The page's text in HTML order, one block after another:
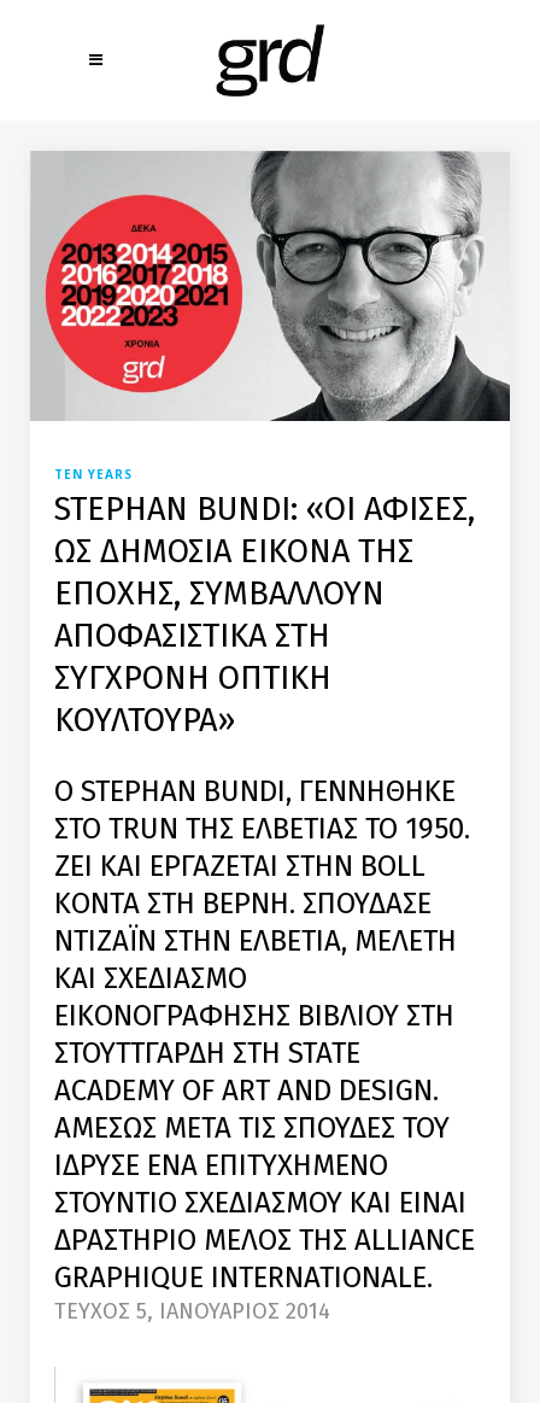
TEN YEARS
STEPHAN BUNDI: «ΟΙ ΑΦΙΣΕΣ,
ΩΣ ΔΗΜΟΣΙΑ ΕΙΚΟΝΑ ΤΗΣ
ΕΠΟΧΗΣ, ΣΥΜΒΑΛΛΟΥΝ
ΑΠΟΦΑΣΙΣΤΙΚΑ ΣΤΗ
ΣΥΓΧΡΟΝΗ ΟΠΤΙΚΗ
ΚΟΥΛΤΟΥΡΑ»
Ο STEPHAN BUNDI, ΓΕΝΝΗΘΗΚΕ
ΣΤΟ TRUN ΤΗΣ ΕΛΒΕΤΙΑΣ ΤΟ 1950.
ΖΕΙ ΚΑΙ ΕΡΓΑΖΕΤΑΙ ΣΤΗΝ BOLL
ΚΟΝΤΑ ΣΤΗ ΒΕΡΝΗ. ΣΠΟΥΔΑΣΕ
ΝΤΙΖΑΪΝ ΣΤΗΝ ΕΛΒΕΤΙΑ, ΜΕΛΕΤΗ
ΚΑΙ ΣΧΕΔΙΑΣΜΟ
ΕΙΚΟΝΟΓΡΑΦΗΣΗΣ ΒΙΒΛΙΟΥ ΣΤΗ
ΣΤΟΥΤΤΓΑΡΔΗ ΣΤΗ STATE
ACADEMY OF ART AND DESIGN.
ΑΜΕΣΩΣ ΜΕΤΑ ΤΙΣ ΣΠΟΥΔΕΣ ΤΟΥ
ΙΔΡΥΣΕ ΕΝΑ ΕΠΙΤΥΧΗΜΕΝΟ
ΣΤΟΥΝΤΙΟ ΣΧΕΔΙΑΣΜΟΥ ΚΑΙ ΕΙΝΑΙ
ΔΡΑΣΤΗΡΙΟ ΜΕΛΟΣ ΤΗΣ ALLIANCE
GRAPHIQUE INTERNATIONALE.
TEYXOΣ 5, ΙΑΝΟΥΑΡΙΟΣ 2014